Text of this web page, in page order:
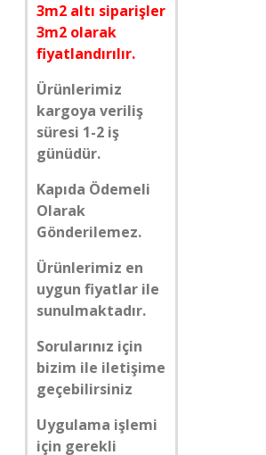
3m2 altı siparişler
3m2 olarak
fiyatlandırılır.
Ürünlerimiz
kargoya veriliş
süresi 1-2 iş
günüdür.
Kapıda Ödemeli
Olarak
Gönderilemez.
Ürünlerimiz en
uygun fiyatlar ile
sunulmaktadır.
Sorularınız için
bizim ile iletişime
geçebilirsiniz
Uygulama işlemi
için gerekli